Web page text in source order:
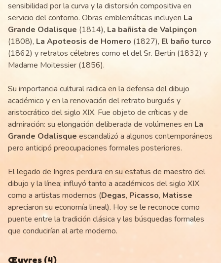
sensibilidad por la curva y la distorsión compositiva en
servicio del contorno. Obras emblemáticas incluyen La
Grande Odalisque (1814), La bañista de Valpinçon
(1808), La Apoteosis de Homero (1827), El baño turco
(1862) y retratos célebres como el del Sr. Bertin (1832) y
Madame Moitessier (1856).
Su importancia cultural radica en la defensa del dibujo
académico y en la renovación del retrato burgués y
aristocrático del siglo XIX. Fue objeto de críticas y de
admiración: su elongación deliberada de volúmenes en La
Grande Odalisque escandalizó a algunos contemporáneos
pero anticipó preocupaciones formales posteriores.
El legado de Ingres perdura en su estatus de maestro del
dibujo y la línea; influyó tanto a académicos del siglo XIX
como a artistas modernos (Degas, Picasso, Matisse
apreciaron su economía lineal). Hoy se le reconoce como
puente entre la tradición clásica y las búsquedas formales
que conducirían al arte moderno.
Œuvres (4)